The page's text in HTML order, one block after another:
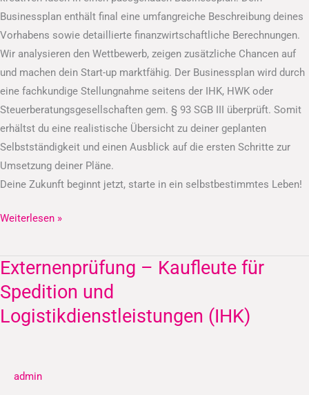
Businessplan enthält final eine umfangreiche Beschreibung deines
Vorhabens sowie detaillierte finanzwirtschaftliche Berechnungen.
Wir analysieren den Wettbewerb, zeigen zusätzliche Chancen auf
und machen dein Start-up marktfähig. Der Businessplan wird durch
eine fachkundige Stellungnahme seitens der IHK, HWK oder
Steuerberatungsgesellschaften gem. § 93 SGB III überprüft. Somit
erhältst du eine realistische Übersicht zu deiner geplanten
Selbstständigkeit und einen Ausblick auf die ersten Schritte zur
Umsetzung deiner Pläne.
Deine Zukunft beginnt jetzt, starte in ein selbstbestimmtes Leben!
Weiterlesen »
Externenprüfung – Kaufleute für
Spedition und
Logistikdienstleistungen (IHK)
admin
Externenprüfung
–
Kaufleute
für
Logistikdienstleistungen